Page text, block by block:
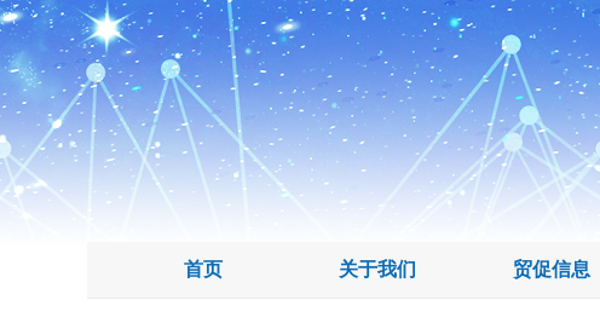
首页 关于我们 贸促信息